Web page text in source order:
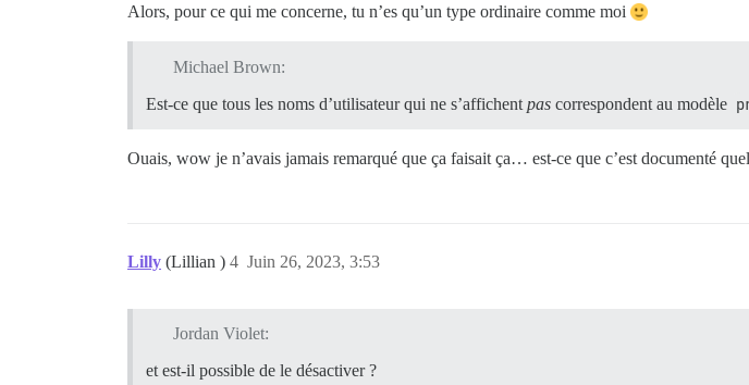
Alors, pour ce qui me concerne, tu n’es qu’un type ordinaire comme moi
Michael Brown:
Est-ce que tous les noms d’utilisateur qui ne s’affichent pas correspondent au modèle
Ouais, wow je n’avais jamais remarqué que ça faisait ça… est-ce que c’est documenté
Lilly (Lillian ) Juin 26, 2023, 3:53
4
Jordan Violet:
et est-il possible de le désactiver ?